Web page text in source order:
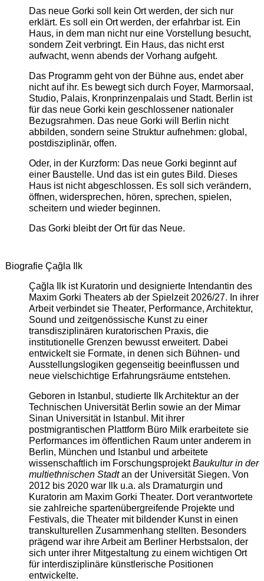
Das neue Gorki soll kein Ort werden, der sich nur
erklärt. Es soll ein Ort werden, der erfahrbar ist. Ein
Haus, in dem man nicht nur eine Vorstellung besucht,
sondern Zeit verbringt. Ein Haus, das nicht erst
aufwacht, wenn abends der Vorhang aufgeht.
Das Programm geht von der Bühne aus, endet aber
nicht auf ihr. Es bewegt sich durch Foyer, Marmorsaal,
Studio, Palais, Kronprinzenpalais und Stadt. Berlin ist
für das neue Gorki kein geschlossener nationaler
Bezugsrahmen. Das neue Gorki will Berlin nicht
abbilden, sondern seine Struktur aufnehmen: global,
postdisziplinär, offen.
Oder, in der Kurzform: Das neue Gorki beginnt auf
einer Baustelle. Und das ist ein gutes Bild. Dieses
Haus ist nicht abgeschlossen. Es soll sich verändern,
öffnen, widersprechen, hören, sprechen, spielen,
scheitern und wieder beginnen.
Das Gorki bleibt der Ort für das Neue.
Biografie Çağla Ilk
Çağla Ilk ist Kuratorin und designierte Intendantin des
Maxim Gorki Theaters ab der Spielzeit 2026/27. In ihrer
Arbeit verbindet sie Theater, Performance, Architektur,
Sound und zeitgenössische Kunst zu einer
transdisziplinären kuratorischen Praxis, die
institutionelle Grenzen bewusst erweitert. Dabei
entwickelt sie Formate, in denen sich Bühnen- und
Ausstellungslogiken gegenseitig beeinflussen und
neue vielschichtige Erfahrungsräume entstehen.
Geboren in Istanbul, studierte Ilk Architektur an der
Technischen Universität Berlin sowie an der Mimar
Sinan Universität in Istanbul. Mit ihrer
postmigrantischen Plattform Büro Milk erarbeitete sie
Performances im öffentlichen Raum unter anderem in
Berlin, München und Istanbul und arbeitete
wissenschaftlich im ForschungsprojektBaukultur in der
multiethnischen Stadtan der Universität Siegen. Von
2012 bis 2020 war Ilk u.a. als Dramaturgin und
Kuratorin am Maxim Gorki Theater. Dort verantwortete
sie zahlreiche spartenübergreifende Projekte und
Festivals, die Theater mit bildender Kunst in einen
transkulturellen Zusammenhang stellten. Besonders
prägend war ihre Arbeit am Berliner Herbstsalon, der
sich unter ihrer Mitgestaltung zu einem wichtigen Ort
für interdisziplinäre künstlerische Positionen
entwickelte.